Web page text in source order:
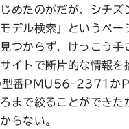
めたのがだが、シチズ
デル検索」というペー
つからず、けっこう手
イトで断片的な情報を
番PMU56-2371か
まで絞ることができた
らない。